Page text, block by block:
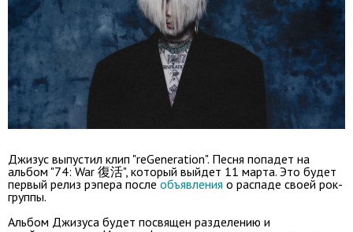
Джизус выпустил клип "reGeneration". Песня попадет на
альбом "74: War 復活", который выйдет 11 марта. Это будет
первый релиз рэпера после объявления о распаде своей рок-
группы.
Альбом Джизуса будет посвящен разделению и